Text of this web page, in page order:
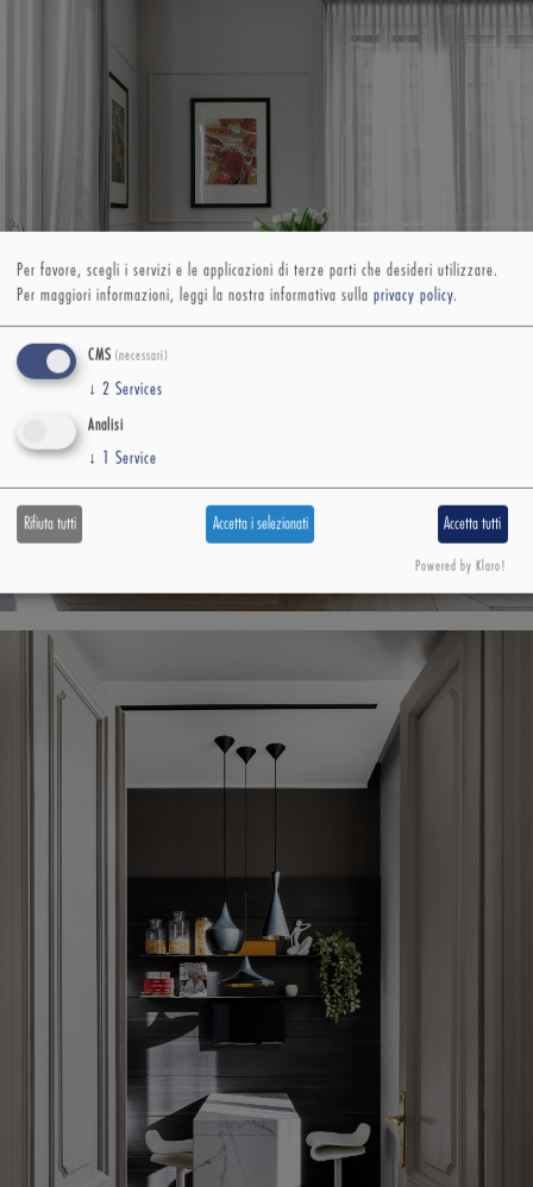
Per favore, scegli i servizi e le applicazioni di terze parti che desideri utilizzare.
Per maggiori informazioni, leggi la nostra informativa sulla privacy policy.
CMS (necessari)
↓ 2 Services
Analisi
↓ Service
Rifiuta tutti Accetta i selezionati Accetta tutti
Powered by Klaro!